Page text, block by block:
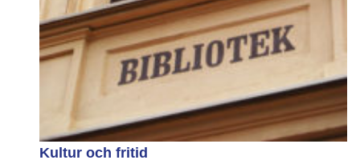
Kultur och fritid